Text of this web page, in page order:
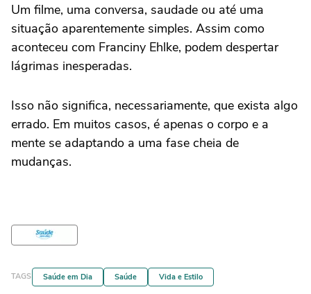
Um filme, uma conversa, saudade ou até uma
situação aparentemente simples. Assim como
aconteceu com Franciny Ehlke, podem despertar
lágrimas inesperadas.
Isso não significa, necessariamente, que exista algo
errado. Em muitos casos, é apenas o corpo e a
mente se adaptando a uma fase cheia de
mudanças.
TAGS Saúde em Dia Saúde Vida e Estilo